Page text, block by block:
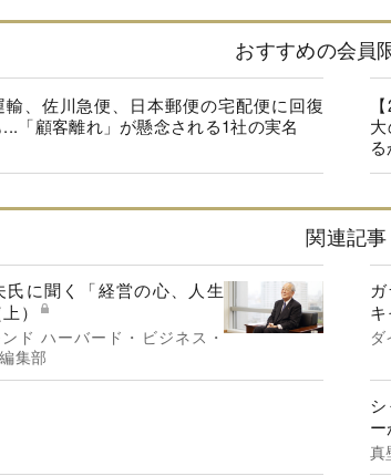
おすすめの会員
輸、佐川急便、日本郵便の宅配便に回復
「顧客離れ」が懸念される1社の実名
関連記事
氏に聞く「経営の心、人生
）
ド ハーバード・ビジネス・
集部
真